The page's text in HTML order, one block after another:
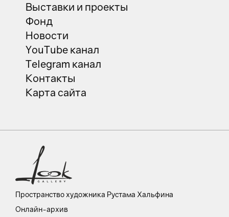
Выставки и проекты
Фонд
Новости
YouTube канал
Telegram канал
Контакты
Карта сайта
Пространство художника Рустама Хальфина
Онлайн-архив